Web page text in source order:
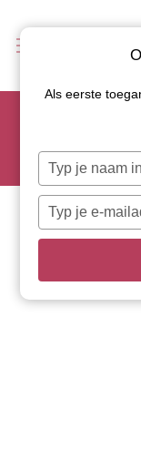
Scoor je
Let op: de actie
Als eerste
Typ
je
naam
Typ
je
e-
in